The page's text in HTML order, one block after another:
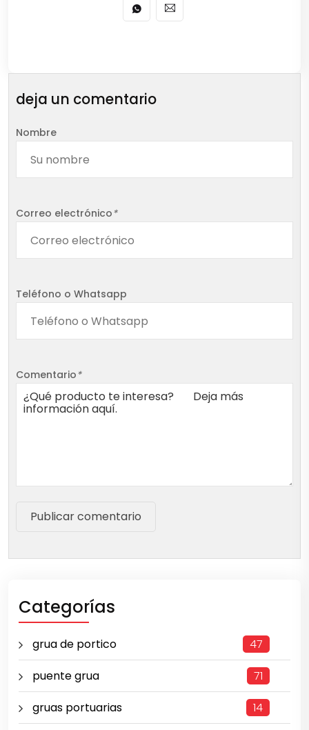
deja un comentario
Nombre
Correo electrónico*
Teléfono o Whatsapp
Comentario*
Publicar comentario
Categorías
grua de portico
47
puente grua
71
gruas portuarias
14